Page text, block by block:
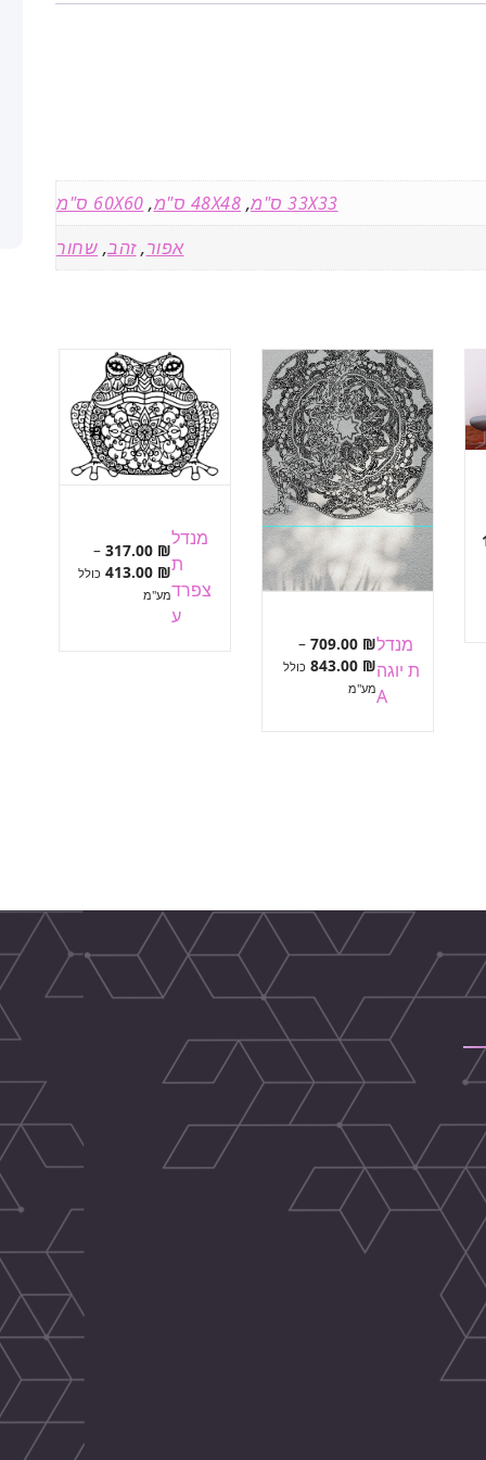
7
7
.
33X33 ס"מ , 48X48 ס"מ , 60X60 ס"מ
אפור,זהב, שחור
מנדל
ת יוגה
A
709.00 ₪
–
843.00 ₪
טווח
כולל
מע"מ
מנדל
ת
צפרד
ע
317.00 ₪
–
413.00 ₪
טווח
כולל
מע"מ